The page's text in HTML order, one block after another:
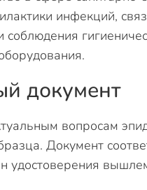
инфекций,
соблюдения
документ
вопросам
Документ
вышлем